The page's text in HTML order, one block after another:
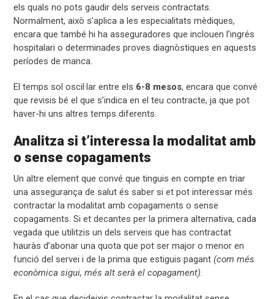
els quals no pots gaudir dels serveis contractats.
Normalment, això s’aplica a les especialitats mèdiques,
encara que també hi ha asseguradores que inclouen l’ingrés
hospitalari o determinades proves diagnòstiques en aquests
períodes de manca.
El temps sol oscil·lar entre els 6-8 mesos, encara que convé
que revisis bé el que s’indica en el teu contracte, ja que pot
haver-hi uns altres temps diferents.
Analitza si t’interessa la modalitat amb
o sense copagaments
Un altre element que convé que tinguis en compte en triar
una assegurança de salut és saber si et pot interessar més
contractar la modalitat amb copagaments o sense
copagaments. Si et decantes per la primera alternativa, cada
vegada que utilitzis un dels serveis que has contractat
hauràs d’abonar una quota que pot ser major o menor en
funció del servei i de la prima que estiguis pagant (com més
econòmica sigui, més alt serà el copagament).